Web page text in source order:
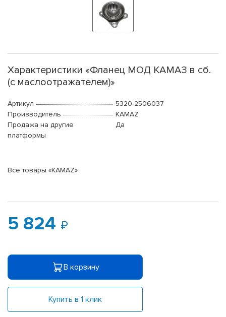
Характеристики «Фланец МОД КАМАЗ в сб.
(с маслоотражателем)»
Артикул
5320-2506037
Производитель
KAMAZ
Продажа на другие
платформы
Да
Все товары «KAMAZ»
5 824
В корзину
Купить в 1 клик